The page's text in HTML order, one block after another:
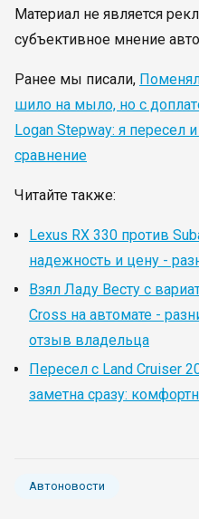
Материал не является
субъективное мнение
Ранее мы писали,
шило на мыло, но с
Logan Stepway: я пересел
сравнение
Читайте также:
Lexus RX 330 против
надежность и цену -
Взял Ладу Весту с
Cross на автомате -
отзыв владельца
Пересел с Land Cruiser
заметна сразу:
Автоновости